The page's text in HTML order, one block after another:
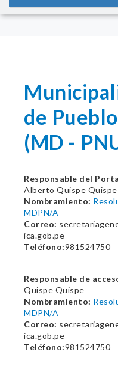
de
(MD -
Responsable del
Alberto Quispe Quispe
Nombramiento:
MDPN/A
Correo:
ica.gob.pe
Teléfono:981524750
Responsable de
Quispe Quispe
Nombramiento:
MDPN/A
Correo:
ica.gob.pe
Teléfono:981524750